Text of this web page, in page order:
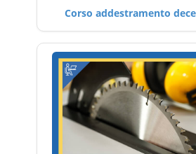
Corso addestramento